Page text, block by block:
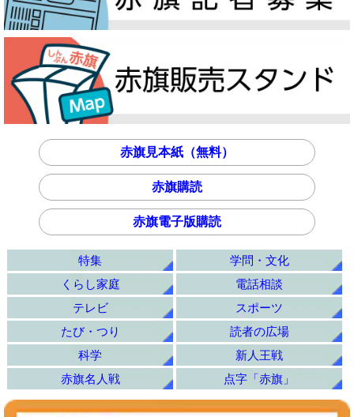
赤旗見本紙（無料）
赤旗購読
赤旗電子版購読
特集
学問・文化
くらし家庭
電話相談
テレビ
スポーツ
たび・つり
読者の広場
科学
新人王戦
赤旗名人戦
点字「赤旗」